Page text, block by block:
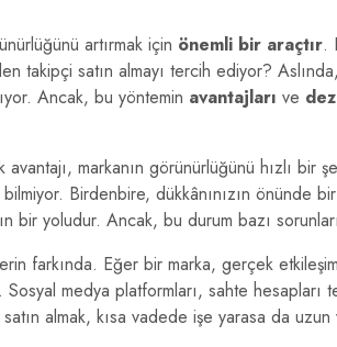
artırmak için önemli bir araçtır.
takipçi satın almayı tercih ediyor?
Ancak, bu yöntemin avantajları ve
avantajı, markanın görünürlüğünü hızlı bir
Birdenbire, dükkânınızın önünde
bir yoludur. Ancak, bu durum bazı
farkında. Eğer bir marka, gerçek
. Sosyal medya platformları, sahte hesapları
almak, kısa vadede işe yarasa da